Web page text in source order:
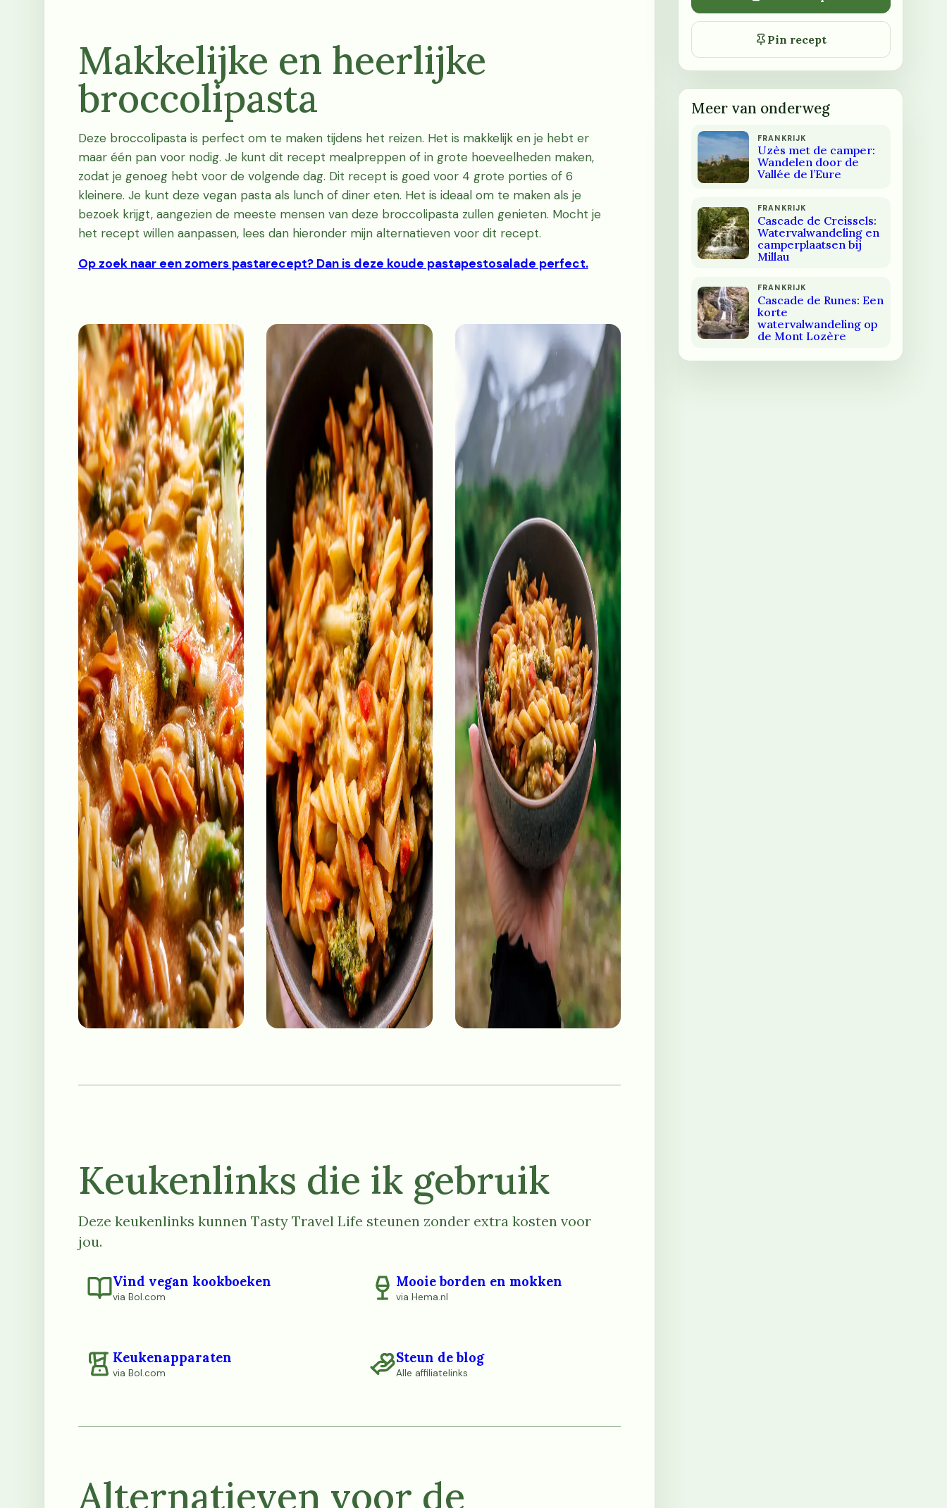
Makkelijke en heerlijke
broccolipasta
Deze broccolipasta is perfect om te maken tijdens het reizen. Het is makkelijk en je hebt er
maar één pan voor nodig. Je kunt dit recept mealpreppen of in grote hoeveelheden maken,
zodat je genoeg hebt voor de volgende dag. Dit recept is goed voor 4 grote porties of 6
kleinere. Je kunt deze vegan pasta als lunch of diner eten. Het is ideaal om te maken als je
bezoek krijgt, aangezien de meeste mensen van deze broccolipasta zullen genieten. Mocht je
het recept willen aanpassen, lees dan hieronder mijn alternatieven voor dit recept.
Op zoek naar een zomers pastarecept? Dan is deze koude pastapestosalade perfect.
Keukenlinks die ik gebruik
Deze keukenlinks kunnen Tasty Travel Life steunen zonder extra kosten voor
jou.
Vind vegan kookboeken
via Bol.com
Mooie borden en mokken
via Hema.nl
Keukenapparaten
via Bol.com
Steun de blog
Alle affiliatelinks
Alternatieven voor de
Pin recept
Meer van onderweg
FRANKRIJK
Uzès met de camper:
Wandelen door de
Vallée de l’Eure
FRANKRIJK
Cascade de Creissels:
Watervalwandeling en
camperplaatsen bij
Millau
FRANKRIJK
Cascade de Runes: Een
korte
watervalwandeling op
de Mont Lozère